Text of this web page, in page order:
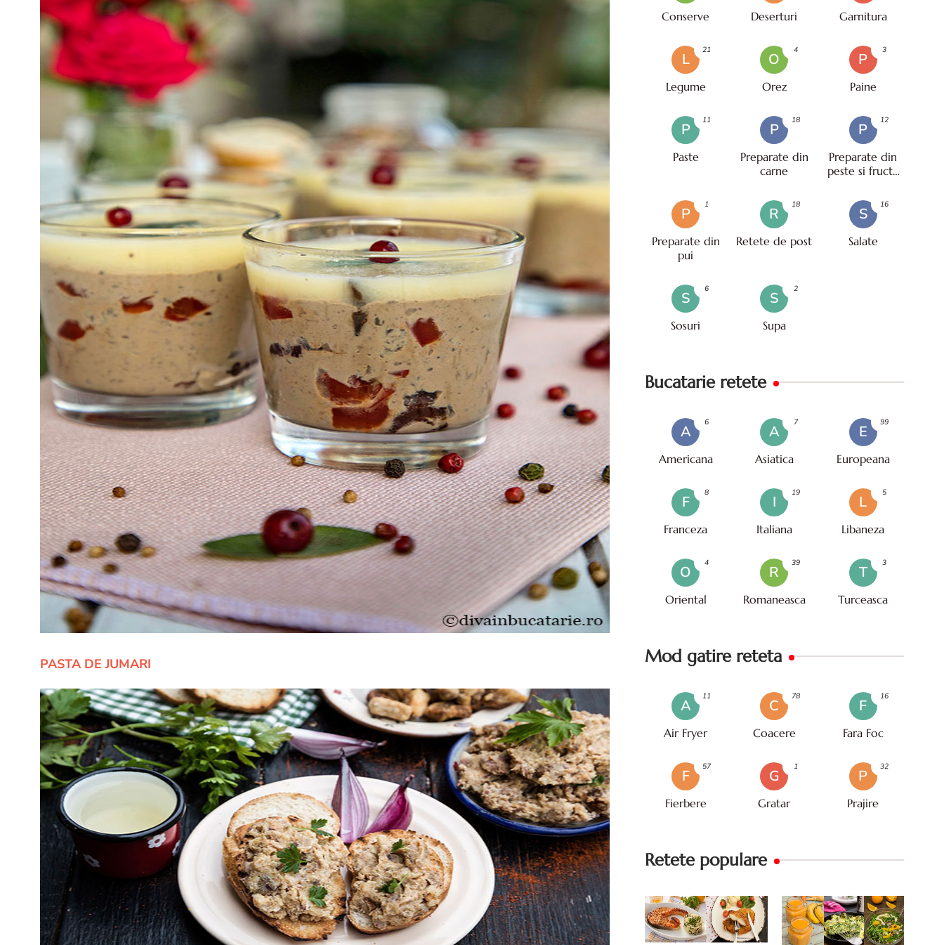
PASTA DE JUMARI
Conserve Deserturi Garnitura
L
Legume
21
O
Orez
4
P
Paine
3
P
Paste
11
P
Preparate din
carne
18
P
Preparate din
peste si fructe
12
P
Preparate din
pui
1
R
Retete de post
18
S
Salate
16
S
Sosuri
6
S
Supa
2
Bucatarie retete
A
Americana
6
A
Asiatica
7
E
Europeana
99
F
Franceza
8
I
Italiana
19
L
Libaneza
5
O
Oriental
4
R
Romaneasca
39
T
Turceasca
3
Mod gatire reteta
A
Air Fryer
11
C
Coacere
78
F
Fara Foc
16
F
Fierbere
57
G
Gratar
1
P
Prajire
32
Retete populare